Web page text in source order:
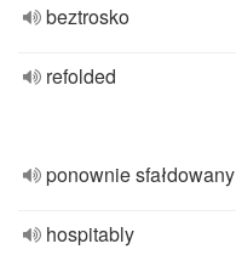
beztrosko
refolded
ponownie sfałdowany
hospitably